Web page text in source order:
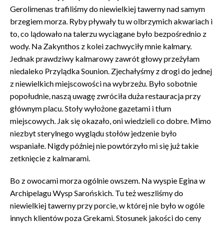
Gerolimenas trafiliśmy do niewielkiej tawerny nad samym
brzegiem morza. Ryby pływały tu w olbrzymich akwariach i
to, co lądowało na talerzu wyciągane było bezpośrednio z
wody. Na Zakynthos z kolei zachwyciły mnie kalmary.
Jednak prawdziwy kalmarowy zawrót głowy przeżyłam
niedaleko Przylądka Sounion. Zjechałyśmy z drogi do jednej
z niewielkich miejscowości na wybrzeżu. Było sobotnie
popołudnie, naszą uwagę zwróciła duża restauracja przy
głównym placu. Stoły wyłożone gazetami i tłum
miejscowych. Jak się okazało, oni wiedzieli co dobre. Mimo
niezbyt sterylnego wyglądu stołów jedzenie było
wspaniałe. Nigdy później nie powtórzyło mi się już takie
zetknięcie z kalmarami.
Bo z owocami morza ogólnie owszem. Na wyspie Egina w
Archipelagu Wysp Sarońskich. Tu też weszliśmy do
niewielkiej tawerny przy porcie, w której nie było w ogóle
innych klientów poza Grekami. Stosunek jakości do ceny